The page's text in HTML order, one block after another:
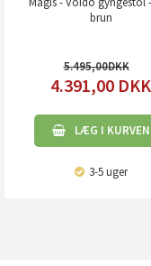
brun
5.495,00
4.391,00 DKK
LÆG I KURVEN
3-5 uger